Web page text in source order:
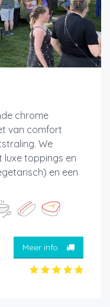
chrome
van comfort
We
toppings en
en een
Meer info